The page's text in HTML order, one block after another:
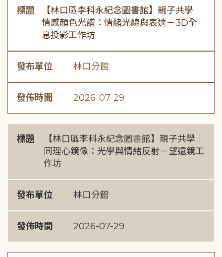
標題
【林口區李科永紀念圖書館】親子共學｜
情感顏色光譜：情緒光線與表達－3D全
息投影工作坊
發布單位 林口分館
發佈時間 2026-07-29
標題
【林口區李科永紀念圖書館】親子共學｜
同理心鏡像：光學與情緒反射－望遠鏡工
作坊
發布單位 林口分館
發佈時間 2026-07-29